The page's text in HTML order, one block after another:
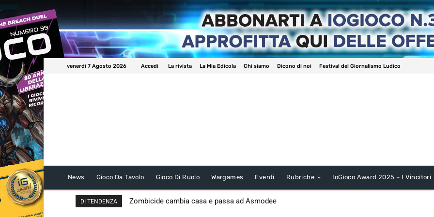
venerdì 7 Agosto 2026 Accedi La rivista La Mia Edicola Chi siamo Dicono di noi Festival del Giornalismo Ludico
News Gioco Da Tavolo Gioco Di Ruolo Wargames Eventi Rubriche IoGioco Award 2025 – I Vincitori
DI TENDENZA Zombicide cambia casa e passa ad Asmodee